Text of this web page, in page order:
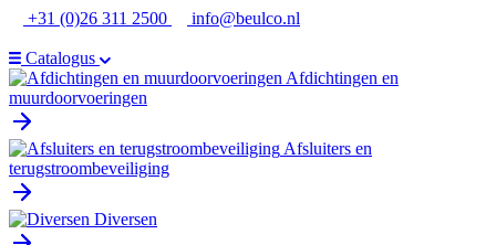
Ga
de
inhoud
+31 (0)26 311 2500 info@beulco.nl
Catalogus
Afdichtingen en
muurdoorvoeringen
Afsluiters en
terugstroombeveiliging
Diversen